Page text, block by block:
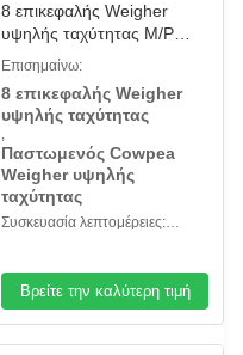
8 επικεφαλής Weigher
υψηλής ταχύτητας M/P
1.0L/3.0L για τα
παστωμένα Cowpea μικρά
ψάρια
Επισημαίνω:
8 επικεφαλής Weigher
υψηλής ταχύτητας
,
Παστωμενός Cowpea
Weigher υψηλής
ταχύτητας
Συσκευασία λεπτομέρειες:
Βρείτε την καλύτερη τιμή